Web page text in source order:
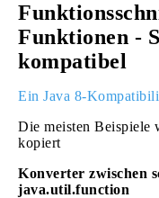
Funktionen -
kompatibel
Ein Java 8-
Die meisten Beispiele
kopiert
Konverter zwischen
java.util.function